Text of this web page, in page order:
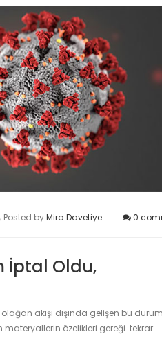
0
Posted byMira Davetiye
İptal Oldu,
akışı dışında gelişen bu
materyallerin özelikleri gereği tekrar